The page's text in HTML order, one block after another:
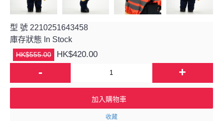
型 號 2210251643458
庫存狀態 In Stock
HK$555.00 HK$420.00
- +
加入購物車
收藏